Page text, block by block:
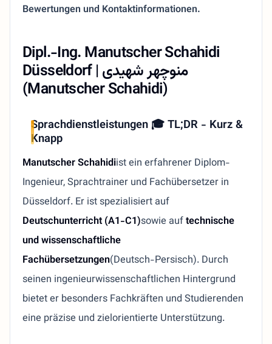
Bewertungen und Kontaktinformationen.
Dipl.-Ing. Manutscher Schahidi
Düsseldorf | منوچهر شهیدی
(Manutscher Schahidi)
Sprachdienstleistungen 🎓 TL;DR - Kurz &
Knapp
Manutscher Schahidiist ein erfahrener Diplom-
Ingenieur, Sprachtrainer und Fachübersetzer in
Düsseldorf. Er ist spezialisiert auf
Deutschunterricht (A1-C1)sowie auftechnische
und wissenschaftliche
Fachübersetzungen(Deutsch-Persisch). Durch
seinen ingenieurwissenschaftlichen Hintergrund
bietet er besonders Fachkräften und Studierenden
eine präzise und zielorientierte Unterstützung.